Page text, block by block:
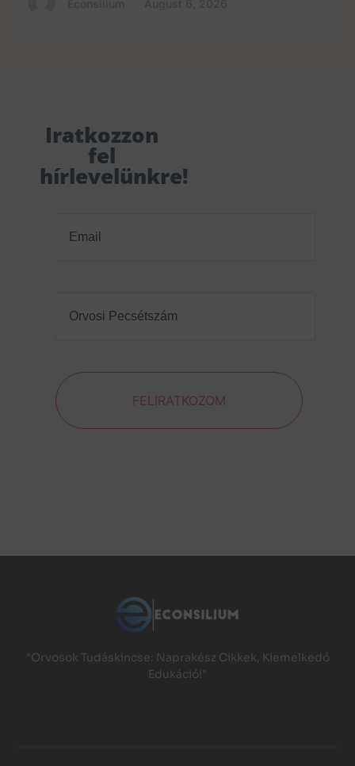
Iratkozzon
fel
hírlevelünkre!
Pecsétszám(Required)
FELIRATKOZOM
"Orvosok Tudáskincse: Naprakész Cikkek, Kiemelkedő
Edukáció!"